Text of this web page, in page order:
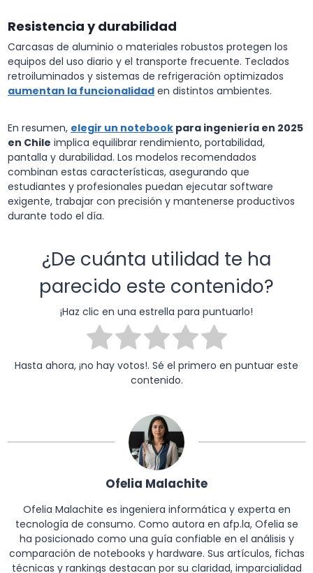
Resistencia y durabilidad
Carcasas de aluminio o materiales robustos protegen los
equipos del uso diario y el transporte frecuente. Teclados
retroiluminados y sistemas de refrigeración optimizados
aumentan la funcionalidad en distintos ambientes.
En resumen, elegir un notebook para ingeniería en 2025
en Chile implica equilibrar rendimiento, portabilidad,
pantalla y durabilidad. Los modelos recomendados
combinan estas características, asegurando que
estudiantes y profesionales puedan ejecutar software
exigente, trabajar con precisión y mantenerse productivos
durante todo el día.
¿De cuánta utilidad te ha
parecido este contenido?
¡Haz clic en una estrella para puntuarlo!
Hasta ahora, ¡no hay votos!. Sé el primero en puntuar este
contenido.
Ofelia Malachite
Ofelia Malachite es ingeniera informática y experta en
tecnología de consumo. Como autora en afp.la, Ofelia se
ha posicionado como una guía confiable en el análisis y
comparación de notebooks y hardware. Sus artículos, fichas
técnicas y rankings destacan por su claridad, imparcialidad